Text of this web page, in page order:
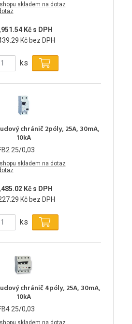
skladem na dotaz
Kč s DPH
Kč bez DPH
ks
chránič 2póly, 25A, 30mA,
10kA
25/0,03
skladem na dotaz
Kč s DPH
Kč bez DPH
ks
chránič 4póly, 25A, 30mA,
10kA
25/0,03
skladem na dotaz